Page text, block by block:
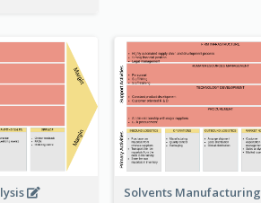
Solvents Manufacturing